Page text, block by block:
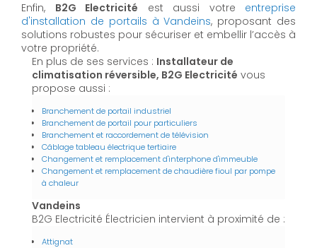
Enfin, B2G Electricité est aussi votre entreprise
d'installation de portails à Vandeins, proposant des
solutions robustes pour sécuriser et embellir l’accès à
votre propriété.
En plus de ses services : Installateur de
climatisation réversible, B2G Electricité vous
propose aussi :
Branchement de portail industriel
Branchement de portail pour particuliers
Branchement et raccordement de télévision
Câblage tableau électrique tertiaire
Changement et remplacement d'interphone d'immeuble
Changement et remplacement de chaudière fioul par pompe
à chaleur
Vandeins
B2G Electricité Électricien intervient à proximité de :
Attignat